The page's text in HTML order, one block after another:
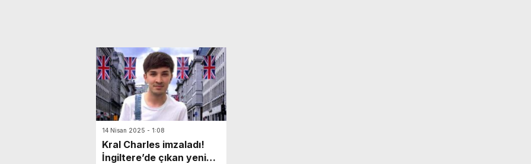
14 Nisan 2025 - 1:08
Kral Charles imzaladı!
İngiltere’de çıkan yeni